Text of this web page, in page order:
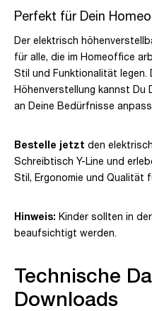
Perfekt für Dein
Der elektrisch
für alle, die im Homeoffice
Stil und Funktionalität legen.
Höhenverstellung kannst Du
an Deine Bedürfnisse
Bestelle jetzt den
Schreibtisch Y-Line und
Stil, Ergonomie und Qualität
Hinweis: Kinder sollten in
beaufsichtigt werden.
Technische
Downloads